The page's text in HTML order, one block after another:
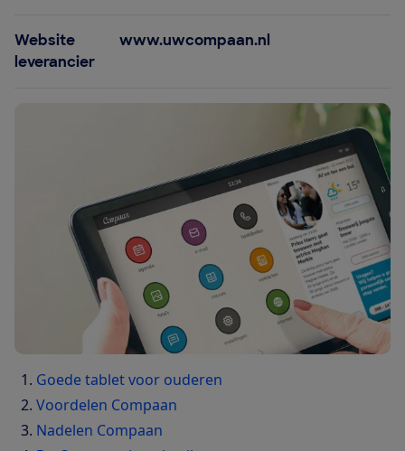
Website
leverancier
www.uwcompaan.nl
Goede tablet voor ouderen
Voordelen Compaan
Nadelen Compaan